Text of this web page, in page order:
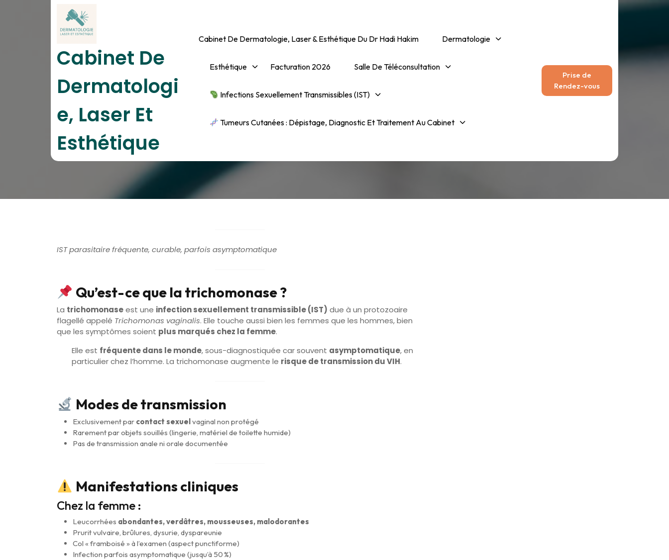
Cabinet De
Dermatologi
E, Laser Et
Esthétique
Cabinet De Dermatologie, Laser & Esthétique Du Dr Hadi Hakim Dermatologie
Esthétique Facturation 2026 Salle De Téléconsultation
Infections Sexuellement Transmissibles (IST)
Tumeurs Cutanées : Dépistage, Diagnostic Et Traitement Au Cabinet
Prise de
Rendez-vous
Trichomonas Vaginalis –
Trichomonase
IST parasitaire fréquente, curable, parfois asymptomatique
Qu’est-ce que la trichomonase ?
La trichomonaseest une infection sexuellement transmissible (IST) due à un protozoaire
flagellé appelé Trichomonas vaginalis. Elle touche aussi bien les femmes que les hommes, bien
que les symptômes soient plus marqués chez la femme.
Elle est fréquente dans le monde, sous-diagnostiquée car souvent asymptomatique, en
particulier chez l’homme. La trichomonase augmente le risque de transmission du VIH.
Modes de transmission
Exclusivement par contact sexuel vaginal non protégé
Rarement par objets souillés (lingerie, matériel de toilette humide)
Pas de transmission anale ni orale documentée
Manifestations cliniques
Chez la femme :
Leucorrhées abondantes, verdâtres, mousseuses, malodorantes
Prurit vulvaire, brûlures, dysurie, dyspareunie
Col « framboisé » à l’examen (aspect punctiforme)
Infection parfois asymptomatique (jusqu’à 50 %)